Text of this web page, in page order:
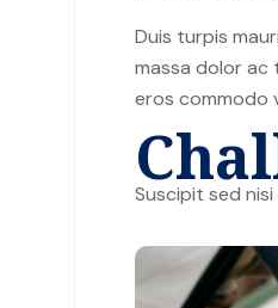
Duis turpis
massa dolor ac
eros commodo
Suscipit sed